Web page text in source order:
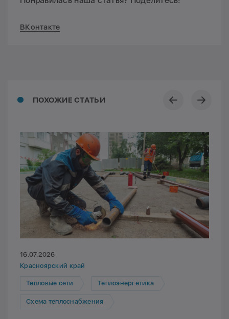
ВКонтакте
ПОХОЖИЕ СТАТЬИ
16.07.2026
Красноярский край
Тепловые сети Теплоэнергетика
Схема теплоснабжения